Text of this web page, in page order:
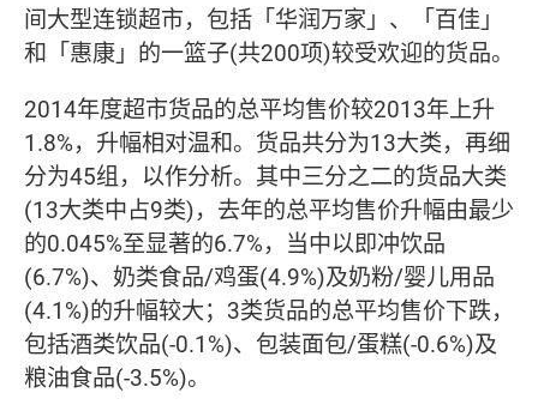
间大型连锁超市，包括「华润万家」、「百佳」
和「惠康」的一篮子(共200项)较受欢迎的货品。
2014年度超市货品的总平均售价较2013年上升
1.8%，升幅相对温和。货品共分为13大类，再细
分为45组，以作分析。其中三分之二的货品大类
(13大类中占9类)，去年的总平均售价升幅由最少
的0.045%至显著的6.7%，当中以即冲饮品
(6.7%)、奶类食品/鸡蛋(4.9%)及奶粉/婴儿用品
(4.1%)的升幅较大；3类货品的总平均售价下跌，
包括酒类饮品(-0.1%)、包装面包/蛋糕(-0.6%)及
粮油食品(-3.5%)。